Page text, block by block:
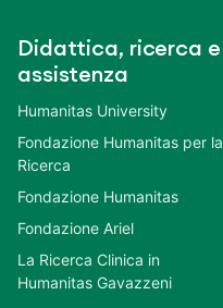
Didattica, ricerca e
assistenza
Humanitas University
Fondazione Humanitas per la
Ricerca
Fondazione Humanitas
Fondazione Ariel
La Ricerca Clinica in
Humanitas Gavazzeni